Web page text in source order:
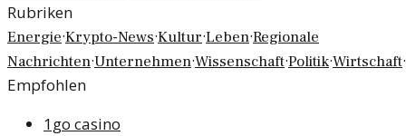
Rubriken
Energie·Krypto-News·Kultur·Leben·Regionale
Nachrichten·Unternehmen·Wissenschaft·Politik·Wirtschaft·
Empfohlen
1go casino